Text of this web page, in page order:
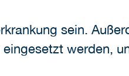
sein.
werden,